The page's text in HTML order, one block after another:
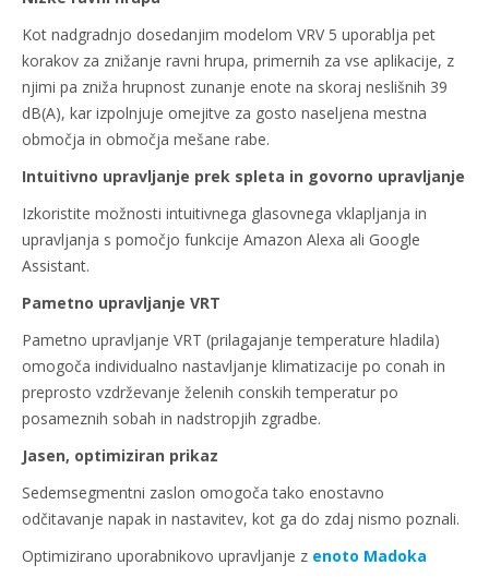
Kot nadgradnjo dosedanjim modelom VRV 5 uporablja pet
korakov za znižanje ravni hrupa, primernih za vse aplikacije, z
njimi pa zniža hrupnost zunanje enote na skoraj neslišnih 39
dB(A), kar izpolnjuje omejitve za gosto naseljena mestna
območja in območja mešane rabe.
Intuitivno upravljanje prek spleta in govorno upravljanje
Izkoristite možnosti intuitivnega glasovnega vklapljanja in
upravljanja s pomočjo funkcije Amazon Alexa ali Google
Assistant.
Pametno upravljanje VRT
Pametno upravljanje VRT (prilagajanje temperature hladila)
omogoča individualno nastavljanje klimatizacije po conah in
preprosto vzdrževanje želenih conskih temperatur po
posameznih sobah in nadstropjih zgradbe.
Jasen, optimiziran prikaz
Sedemsegmentni zaslon omogoča tako enostavno
odčitavanje napak in nastavitev, kot ga do zdaj nismo poznali.
Optimizirano uporabnikovo upravljanje z enoto Madoka